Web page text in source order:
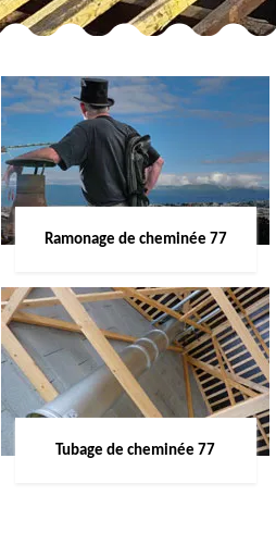
Ramonage de cheminée 77
Tubage de cheminée 77